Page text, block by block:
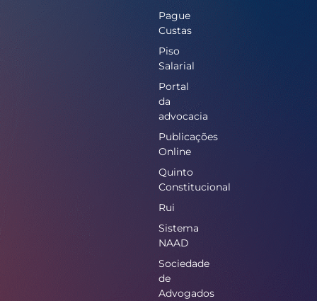
Pague
Custas
Piso
Salarial
Portal
da
advocacia
Publicações
Online
Quinto
Constitucional
Rui
Sistema
NAAD
Sociedade
de
Advogados